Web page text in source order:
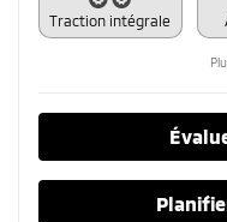
Traction intégrale